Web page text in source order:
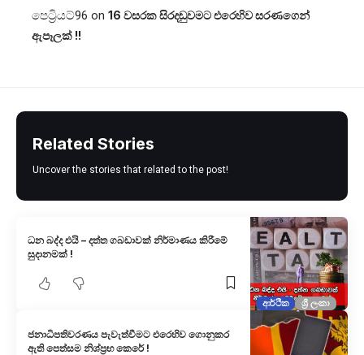
පෙට්‍රියට්96 on 16 වසරක සිරදඬුවමට එරෙහිව සරණගෙන්
ඇපෑලක් !!
Related Stories
Uncover the stories that related to the post!
ආර්ථික ශ්‍රී ලංකා
ධන බද්ද එයි – දත්ත ගබඩාවක් නිර්මාණය කිරීමේ
සුදානමක් !
ජනාධිපතිවරණය පැවැත්වීමට එරෙහිව ගොනුකර
ඇති පෙත්සම නිශ්ප්‍රභ කෙරේ !